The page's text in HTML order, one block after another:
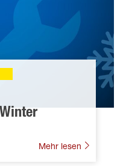
Mehr lesen